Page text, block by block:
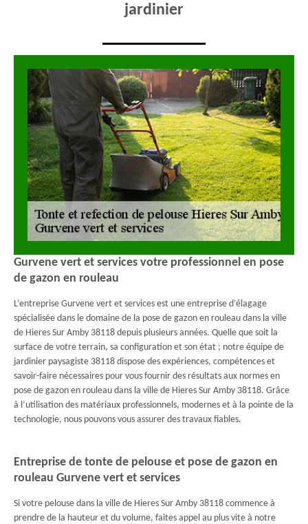
jardinier
Gurvene vert et services votre professionnel en pose
de gazon en rouleau
L’entreprise Gurvene vert et services est une entreprise d’élagage
spécialisée dans le domaine de la pose de gazon en rouleau dans la ville
de Hieres Sur Amby 38118 depuis plusieurs années. Quelle que soit la
surface de votre terrain, sa configuration et son état ; notre équipe de
jardinier paysagiste 38118 dispose des expériences, compétences et
savoir-faire nécessaires pour vous fournir des résultats aux normes en
pose de gazon en rouleau dans la ville de Hieres Sur Amby 38118. Grâce
à l’utilisation des matériaux professionnels, modernes et à la pointe de la
technologie, nous pouvons vous assurer des travaux fiables.
Entreprise de tonte de pelouse et pose de gazon en
rouleau Gurvene vert et services
Si votre pelouse dans la ville de Hieres Sur Amby 38118 commence à
prendre de la hauteur et du volume, faites appel au plus vite à notre